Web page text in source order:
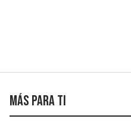
Más para ti